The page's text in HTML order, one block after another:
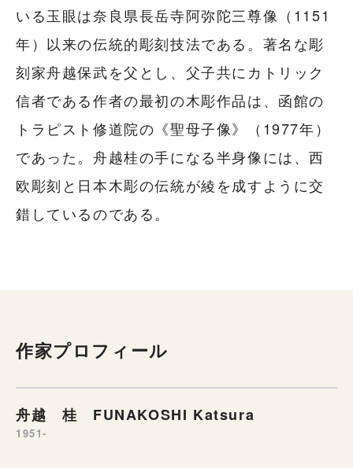
いる玉眼は奈良県長岳寺阿弥陀三尊像（1151
年）以来の伝統的彫刻技法である。著名な彫
刻家舟越保武を父とし、父子共にカトリック
信者である作者の最初の木彫作品は、函館の
トラピスト修道院の《聖母子像》（1977年）
であった。舟越桂の手になる半身像には、西
欧彫刻と日本木彫の伝統が綾を成すように交
錯しているのである。
作家プロフィール
舟越 桂 FUNAKOSHI Katsura
1951-